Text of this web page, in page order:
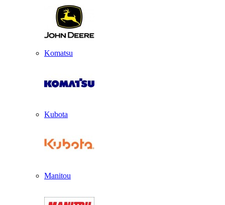
Komatsu
Kubota
Manitou